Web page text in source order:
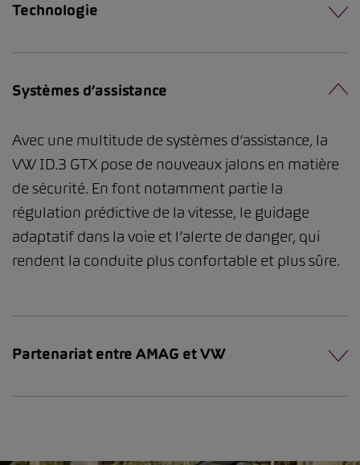
Technologie
Systèmes d’assistance
Avec une multitude de systèmes d’assistance, la
VW ID.3 GTX pose de nouveaux jalons en matière
de sécurité. En font notamment partie la
régulation prédictive de la vitesse, le guidage
adaptatif dans la voie et l’alerte de danger, qui
rendent la conduite plus confortable et plus sûre.
Partenariat entre AMAG et VW